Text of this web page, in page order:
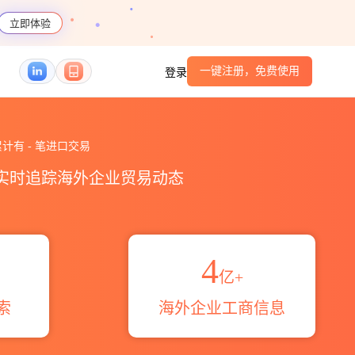
立即体验
登录 一键注册，免费使用
计有 -笔进口交易
时追踪海外企业贸易动态
4亿+
海外企业工商信息